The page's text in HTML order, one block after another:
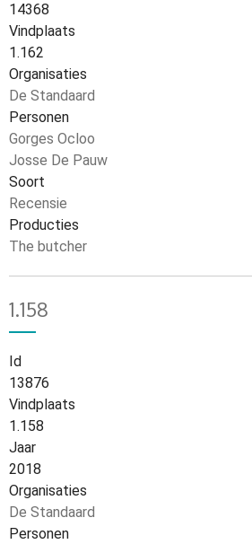
14368
Vindplaats
1.162
Organisaties
De Standaard
Personen
Gorges Ocloo
Josse De Pauw
Soort
Recensie
Producties
The butcher
1.158
Id
13876
Vindplaats
1.158
Jaar
2018
Organisaties
De Standaard
Personen